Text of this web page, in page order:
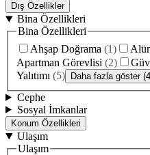
Dış Özellikler
Bina Özellikleri
Bina Özellikleri
Ahşap Doğrama (1)
Apartman Görevlisi (2)
Yalıtımı (5) Daha fazla göster
Cephe
Sosyal İmkanlar
Konum Özellikleri
Ulaşım
Ulaşım